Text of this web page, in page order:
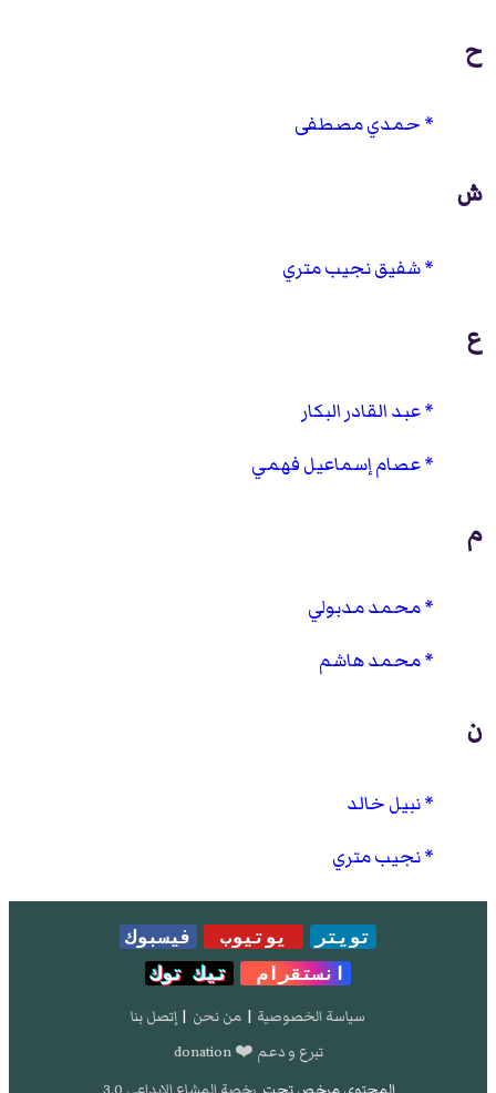
ح
حمدي مصطفى
ش
شفيق نجيب متري
ع
عبد القادر البكار
عصام إسماعيل فهمي
م
محمد مدبولي
محمد هاشم
ن
نبيل خالد
نجيب متري
تويتر يوتيوب
فيسبوك
انستقرام
تيك توك
سياسة الخصوصية | من نحن | إتصل بنا
تبرع و دعم ❤️ donation